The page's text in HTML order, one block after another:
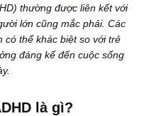
thường được liên kết với
lớn cũng mắc phải. Các
có thể khác biệt so với trẻ
đáng kể đến cuộc sống
là gì?